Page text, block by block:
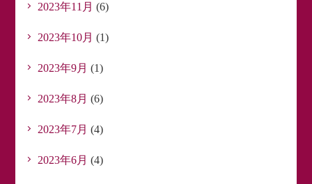
2023年11月 (6)
2023年10月 (1)
2023年9月 (1)
2023年8月 (6)
2023年7月 (4)
2023年6月 (4)